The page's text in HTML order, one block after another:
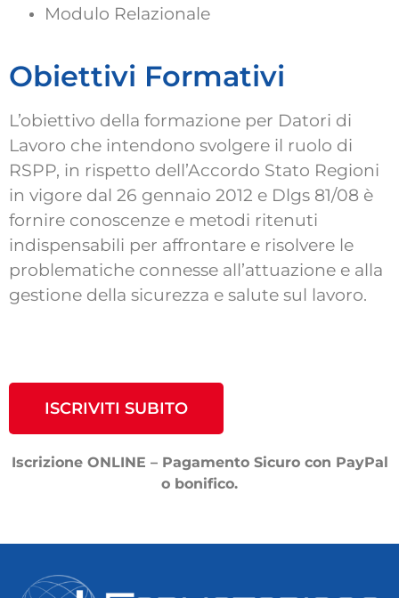
Modulo Relazionale
Obiettivi Formativi
L’obiettivo della formazione per Datori di
Lavoro che intendono svolgere il ruolo di
RSPP, in rispetto dell’Accordo Stato Regioni
in vigore dal 26 gennaio 2012 e Dlgs 81/08 è
fornire conoscenze e metodi ritenuti
indispensabili per affrontare e risolvere le
problematiche connesse all’attuazione e alla
gestione della sicurezza e salute sul lavoro.
ISCRIVITI SUBITO
Iscrizione ONLINE – Pagamento Sicuro con PayPal
o bonifico.